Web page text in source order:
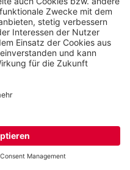
HERVORHEBEN